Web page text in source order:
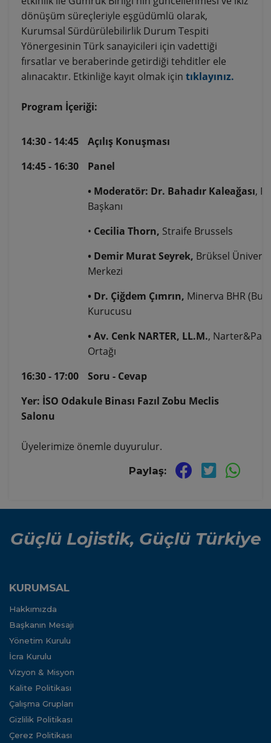
dönüşüm süreçleriyle eşgüdümlü olarak,
Kurumsal Sürdürülebilirlik Durum Tespiti
Yönergesinin Türk sanayicileri için vadettiği
fırsatlar ve beraberinde getirdiği tehditler ele
alınacaktır. Etkinliğe kayıt olmak için tıklayınız.
Program İçeriği:
14:30 - 14:45
Açılış Konuşması
14:45 - 16:30
Panel
• Moderatör: Dr. Bahadır Kaleağası,
Başkanı
• Cecilia Thorn, Straife Brussels
• Demir Murat Seyrek, Brüksel
Merkezi
• Dr. Çiğdem Çımrın, Minerva BHR
Kurucusu
• Av. Cenk NARTER, LL.M.,
Ortağı
16:30 - 17:00
Soru - Cevap
Yer: İSO Odakule Binası Fazıl Zobu Meclis
Salonu
Üyelerimize önemle duyurulur.
Paylaş:
Güçlü Lojistik, Güçlü Türkiye
KURUMSAL
Hakkımızda
Başkanın Mesajı
Yönetim Kurulu
İcra Kurulu
Vizyon & Misyon
Kalite Politikası
Çalışma Grupları
Gizlilik Politikası
Çerez Politikası